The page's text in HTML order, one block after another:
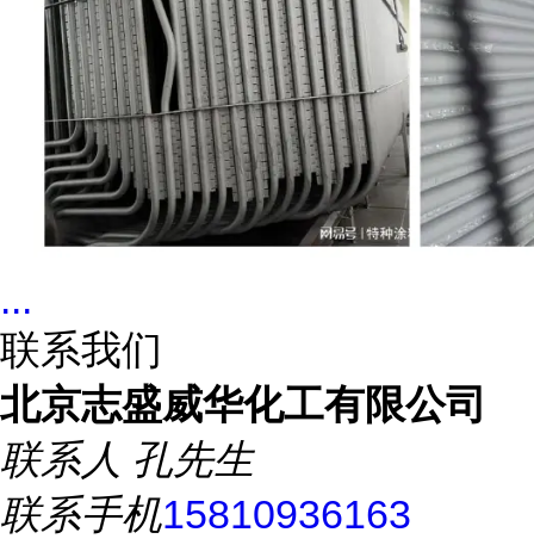
...
联系我们
北京志盛威华化工有限公司
联系人 孔先生
联系手机15810936163